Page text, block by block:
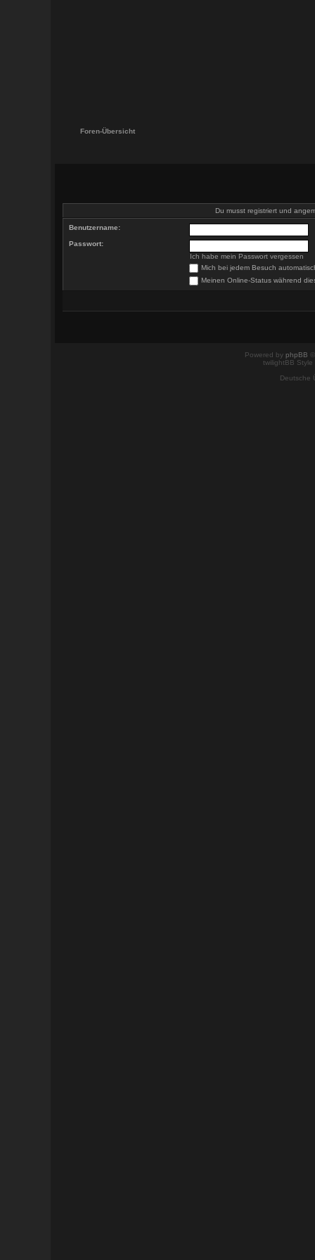
Foren-Übersicht
Du musst registriert und
Benutzername:
Passwort:
Ich habe mein Passwort vergessen
Mich bei jedem Besuch
Meinen Online-Status während
Powered by phpBB
twilightBB
Deutsche